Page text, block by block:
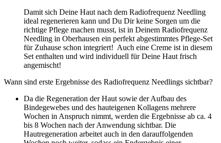
Damit sich Deine Haut nach dem Radiofrequenz Needling
ideal regenerieren kann und Du Dir keine Sorgen um die
richtige Pflege machen musst, ist in Deinem Radiofrequenz
Needling in Oberhausen ein perfekt abgestimmtes Pflege-Set
für Zuhause schon integriert! Auch eine Creme ist in diesem
Set enthalten und wird individuell für Deine Haut frisch
angemischt!
Wann sind erste Ergebnisse des Radiofrequenz Needlings sichtbar?
Da die Regeneration der Haut sowie der Aufbau des
Bindegewebes und des hauteigenen Kollagens mehrere
Wochen in Anspruch nimmt, werden die Ergebnisse ab ca. 4
bis 8 Wochen nach der Anwendung sichtbar. Die
Hautregeneration arbeitet auch in den darauffolgenden